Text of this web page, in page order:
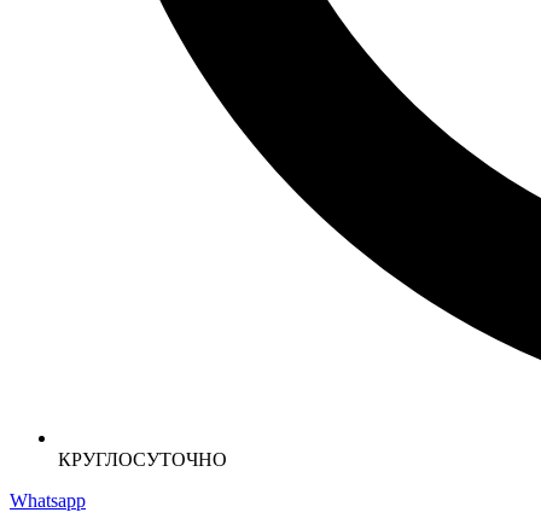
КРУГЛОСУТОЧНО
Whatsapp